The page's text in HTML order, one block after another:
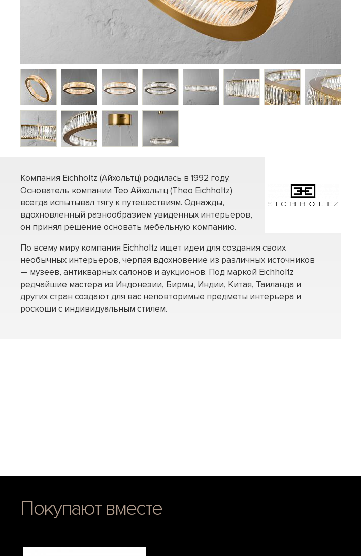
Компания Eichholtz (Айхольтц) родилась в 1992 году.
Основатель компании Тео Айхольтц (Theo Eichholtz)
всегда испытывал тягу к путешествиям. Однажды,
вдохновленный разнообразием увиденных интерьеров,
он принял решение основать мебельную компанию.
По всему миру компания Eichholtz ищет идеи для создания своих
необычных интерьеров, черпая вдохновение из различных источников
— музеев, антикварных салонов и аукционов. Под маркой Eichholtz
редчайшие мастера из Индонезии, Бирмы, Индии, Китая, Таиланда и
других стран создают для вас неповторимые предметы интерьера и
роскоши с индивидуальным стилем.
Покупают вместе